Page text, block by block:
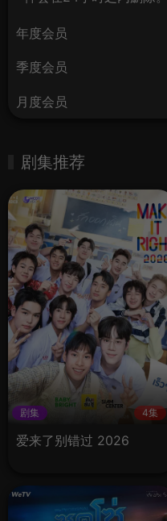
年度会员
季度会员
月度会员
剧集推荐
剧集 4集
爱来了别错过 2026